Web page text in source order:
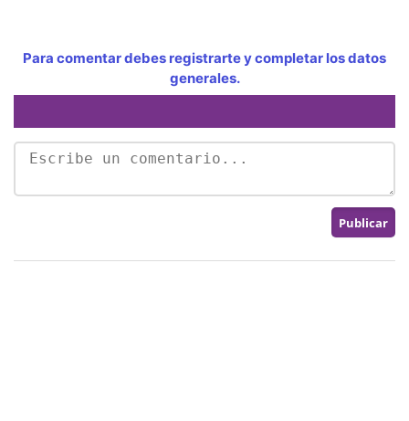
Para comentar debes registrarte y completar los datos
generales.